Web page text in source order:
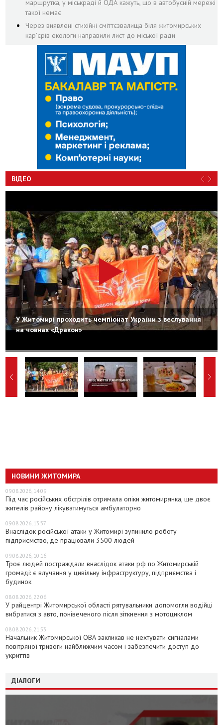
маршрутка, у міськраді й ОДА кажуть, що в автобусній мережі
такої немає
Через виявлені стихійні сміттєзвалища біля житомирських
кар’єрів екологи направили лист до міської ради
ВІДЕО
У Житомирі проходить чемпіонат України з веслування
на човнах «Дракон»
НОВИНИ ЖИТОМИРА
09.08.2026, 14:09
Під час російських обстрілів отримала опіки житомирянка, ще двоє
жителів району лікуватимуться амбулаторно
09.08.2026, 13:37
Внаслідок російської атаки у Житомирі зупинило роботу
підприємство, де працювали 3500 людей
09.08.2026, 10:16
Троє людей постраждали внаслідок атаки рф по Житомирській
громаді: є влучання у цивільну інфраструктуру, підприємства і
будинок
08.08.2026, 22:06
У райцентрі Житомирської області рятувальники допомогли водійці
вибратися з авто, понівеченого після зіткнення з мотоциклом
08.08.2026, 21:53
Начальник Житомирської ОВА закликав не нехтувати сигналами
повітряної тривоги найближчим часом і забезпечити доступ до
укриттів
ДІАЛОГИ